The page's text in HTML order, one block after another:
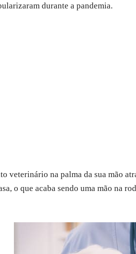
durante a pandemia.
veterinário na palma da sua mão
o que acaba sendo uma mão na